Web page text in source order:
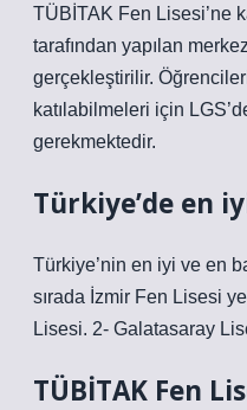
TÜBİTAK Fen Lisesi’ne
tarafından yapılan
gerçekleştirilir.
katılabilmeleri için
gerekmektedir.
Türkiye’de en
Türkiye’nin en iyi ve en
sırada İzmir Fen Lisesi
Lisesi. 2- Galatasaray
TÜBİTAK Fen